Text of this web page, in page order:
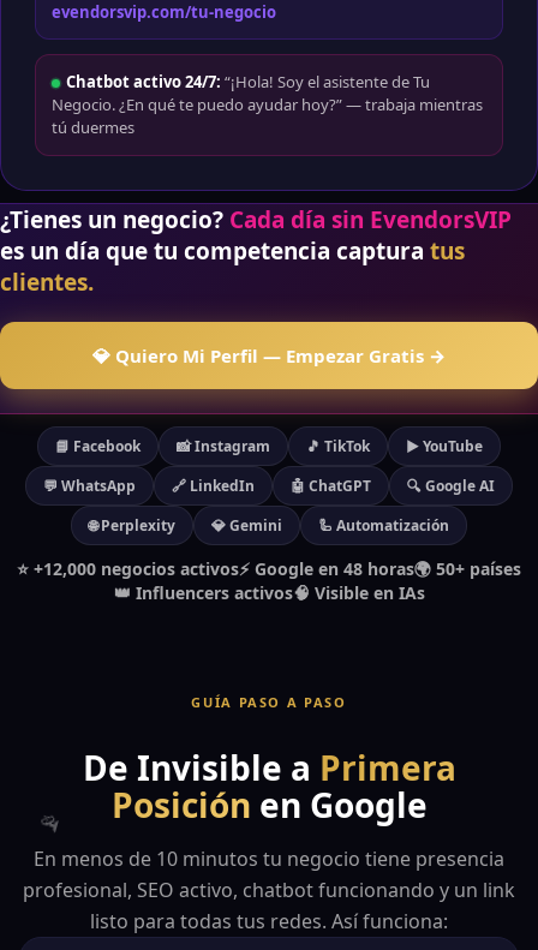
🧠
evendorsvip.com/tu-negocio
Chatbot activo 24/7: “¡Hola! Soy el asistente de Tu
Negocio. ¿En qué te puedo ayudar hoy?” — trabaja mientras
tú duermes
¿Tienes un negocio? Cada día sin EvendorsVIP
es un día que tu competencia captura tus
clientes.
💎 Quiero Mi Perfil — Empezar Gratis →
📘 Facebook 📸 Instagram 🎵 TikTok
▶️ YouTube
💬 WhatsApp
🔗 LinkedIn 🤖 ChatGPT
🔍 Google AI
🌐 Perplexity
💎 Gemini 🦾 Automatización
⭐ +12,000 negocios activos⚡ Google en 48 horas🌍 50+ países
👑 Influencers activos🧠 Visible en IAs
GUÍA PASO A PASO
De Invisible a Primera
Posición en Google
En menos de 10 minutos tu negocio tiene presencia
profesional, SEO activo, chatbot funcionando y un link
listo para todas tus redes. Así funciona: